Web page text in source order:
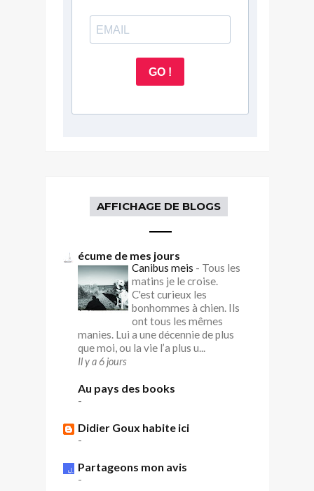
GO !
AFFICHAGE DE BLOGS
écume de mes jours
Canibus meis - Tous les
matins je le croise.
C'est curieux les
bonhommes à chien. Ils
ont tous les mêmes
manies. Lui a une décennie de plus
que moi, ou la vie l’a plus u...
Il y a 6 jours
Au pays des books
-
Didier Goux habite ici
-
Partageons mon avis
-